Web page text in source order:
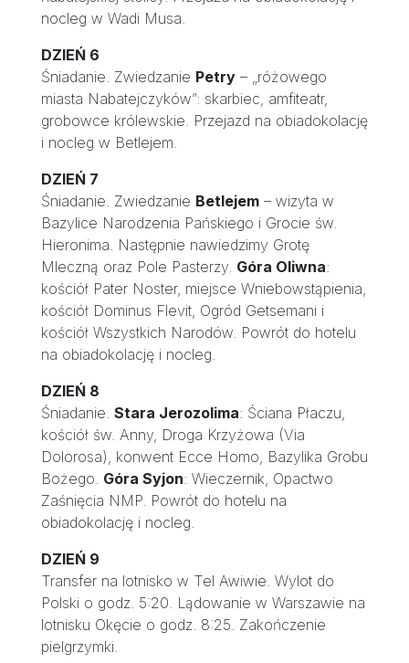
nocleg w Wadi Musa.
DZIEŃ 6
Śniadanie. Zwiedzanie Petry– „różowego
miasta Nabatejczyków”: skarbiec, amfiteatr,
grobowce królewskie. Przejazd na obiadokolację
i nocleg w Betlejem.
DZIEŃ 7
Śniadanie. Zwiedzanie Betlejem– wizyta w
Bazylice Narodzenia Pańskiego i Grocie św.
Hieronima. Następnie nawiedzimy Grotę
Mleczną oraz Pole Pasterzy. Góra Oliwna:
kościół Pater Noster, miejsce Wniebowstąpienia,
kościół Dominus Flevit, Ogród Getsemani i
kościół Wszystkich Narodów. Powrót do hotelu
na obiadokolację i nocleg.
DZIEŃ 8
Śniadanie. Stara Jerozolima: Ściana Płaczu,
kościół św. Anny, Droga Krzyżowa (Via
Dolorosa), konwent Ecce Homo, Bazylika Grobu
Bożego. Góra Syjon: Wieczernik, Opactwo
Zaśnięcia NMP. Powrót do hotelu na
obiadokolację i nocleg.
DZIEŃ 9
Transfer na lotnisko w Tel Awiwie. Wylot do
Polski o godz. 5:20. Lądowanie w Warszawie na
lotnisku Okęcie o godz. 8:25. Zakończenie
pielgrzymki.